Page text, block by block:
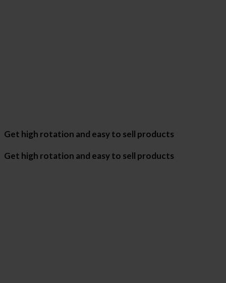
Get high rotation and easy to sell products
Get high rotation and easy to sell products